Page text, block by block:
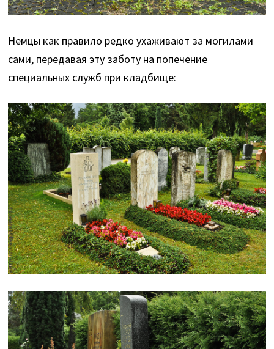
Немцы как правило редко ухаживают за могилами
сами, передавая эту заботу на попечение
специальных служб при кладбище: